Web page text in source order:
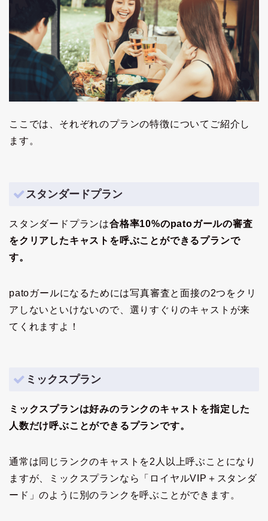
ここでは、それぞれのプランの特徴についてご紹介し
ます。
スタンダードプラン
スタンダードプランは合格率10%のpatoガールの審査
をクリアしたキャストを呼ぶことができるプランで
す。
patoガールになるためには写真審査と面接の2つをクリ
アしないといけないので、選りすぐりのキャストが来
てくれますよ！
ミックスプラン
ミックスプランは好みのランクのキャストを指定した
人数だけ呼ぶことができるプランです。
通常は同じランクのキャストを2人以上呼ぶことになり
ますが、ミックスプランなら「ロイヤルVIP＋スタンダ
ード」のように別のランクを呼ぶことができます。